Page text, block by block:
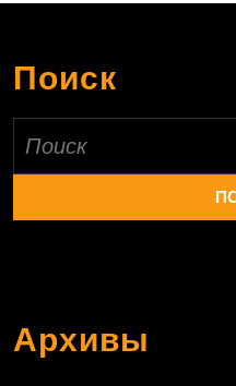
Поиск
Архивы